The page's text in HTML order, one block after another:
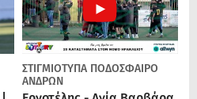
ΣΤΙΓΜΙΟΤΥΠΑ ΠΟΔΌΣΦΑΙΡΟ
ΑΝΔΡΏΝ